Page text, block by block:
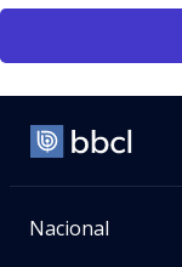
Nacional